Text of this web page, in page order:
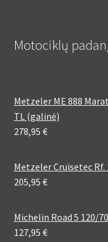
Motociklų
Metzeler ME 888
TL (galinė)
278,95 €
Metzeler Cruisetec Rf.
205,95 €
Michelin Road 5 120/
127,95 €